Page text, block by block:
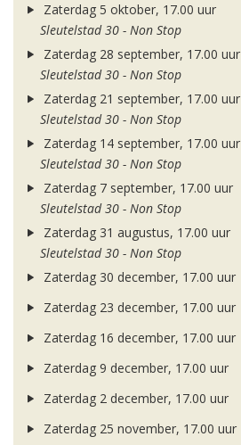
Zaterdag 5 oktober, 17.00 uur
Sleutelstad 30 - Non Stop
Zaterdag 28 september, 17.00 uur
Sleutelstad 30 - Non Stop
Zaterdag 21 september, 17.00 uur
Sleutelstad 30 - Non Stop
Zaterdag 14 september, 17.00 uur
Sleutelstad 30 - Non Stop
Zaterdag 7 september, 17.00 uur
Sleutelstad 30 - Non Stop
Zaterdag 31 augustus, 17.00 uur
Sleutelstad 30 - Non Stop
Zaterdag 30 december, 17.00 uur
Zaterdag 23 december, 17.00 uur
Zaterdag 16 december, 17.00 uur
Zaterdag 9 december, 17.00 uur
Zaterdag 2 december, 17.00 uur
Zaterdag 25 november, 17.00 uur